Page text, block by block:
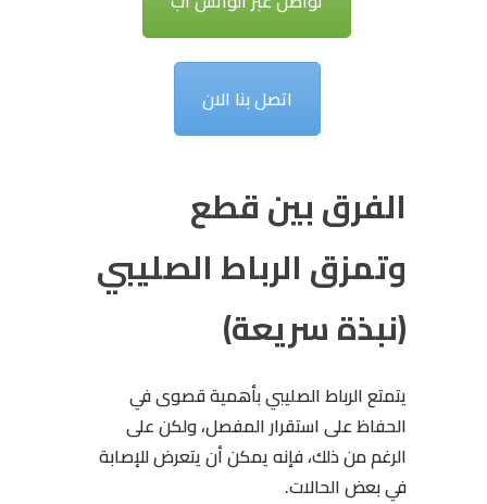
اتصل بنا الان
الفرق بين قطع
وتمزق الرباط الصليبي
(نبذة سريعة)
يتمتع الرباط الصليبي بأهمية قصوى في
الحفاظ على استقرار المفصل، ولكن على
الرغم من ذلك، فإنه يمكن أن يتعرض للإصابة
في بعض الحالات.